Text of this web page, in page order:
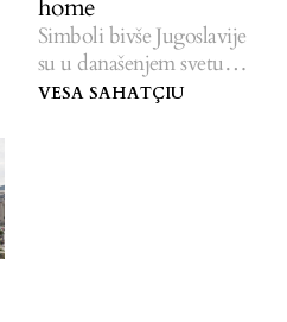
home
Simboli bivše Jugoslavije
su u današenjem svetu
ostavljeni da propadaju.
VESA SAHATÇIU